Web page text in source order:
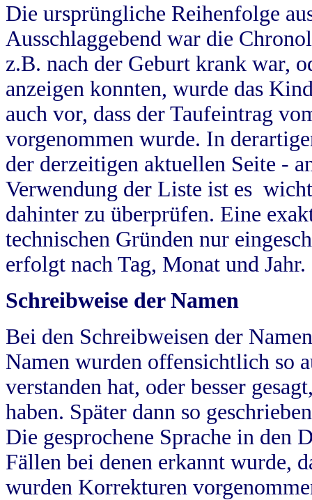
Die ursprüngliche Reihenfolge
Ausschlaggebend war die
z.B. nach der Geburt krank war,
anzeigen konnten, wurde das
auch vor, dass der Taufeintrag
vorgenommen wurde. In
der derzeitigen aktuellen Seite -
Verwendung der Liste ist es
dahinter zu überprüfen. Eine
technischen Gründen nur
erfolgt nach Tag, Monat und Jahr.
Schreibweise der Namen
Bei den Schreibweisen der
Namen wurden offensichtlich so
verstanden hat, oder besser
haben. Später dann so
Die gesprochene Sprache in
Fällen bei denen erkannt wurde,
wurden Korrekturen